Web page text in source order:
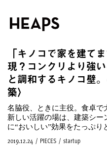
「キノコで家を建て
現？コンクリより強
と調和するキノコ壁
築〉
名脇役、ときに主役。食卓
新しい活躍の場は、建築シ
に“おいしい”効果をたっぷり
2019.12.24 / PIECES / startup